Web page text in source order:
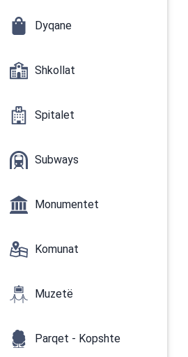
Dyqane
Shkollat
Spitalet
Subways
Monumentet
Komunat
Muzetë
Parqet - Kopshte